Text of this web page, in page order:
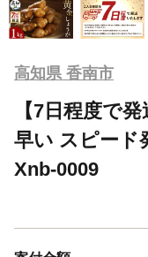
高知県 香南市
【7日程度で
早い スピード
Xnb-0009